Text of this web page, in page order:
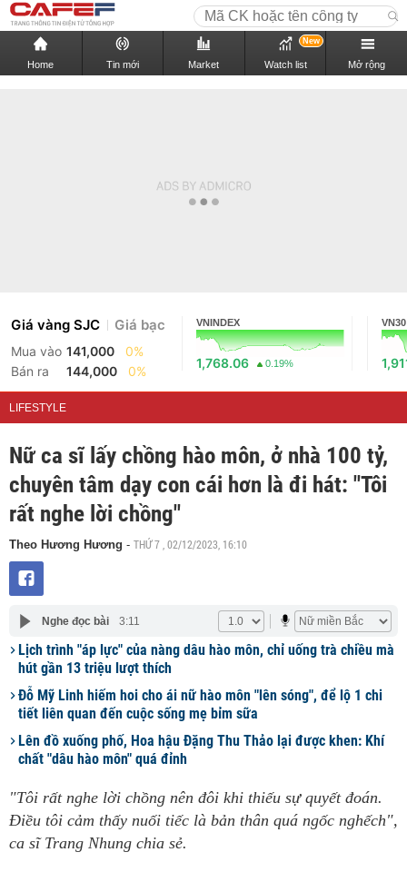
Home Tin mới Market Watch list
New
Mở rộng
Giá vàng SJC Giá bạc
Mua vào 141,000
0%
Bán ra
144,000 0%
VNINDEX
1,768.06 0.19%
VN30
LIFESTYLE
Nữ ca sĩ lấy chồng hào môn, ở nhà 100 tỷ,
chuyên tâm dạy con cái hơn là đi hát: "Tôi
rất nghe lời chồng"
Theo Hương Hương - THỨ 7 , 02/12/2023, 16:10
Nghe đọc bài 3:11
Lịch trình "áp lực" của nàng dâu hào môn, chỉ uống trà chiều mà
hút gần 13 triệu lượt thích
Đỗ Mỹ Linh hiếm hoi cho ái nữ hào môn "lên sóng", để lộ 1 chi
tiết liên quan đến cuộc sống mẹ bỉm sữa
Lên đồ xuống phố, Hoa hậu Đặng Thu Thảo lại được khen: Khí
chất "dâu hào môn" quá đỉnh
"Tôi rất nghe lời chồng nên đôi khi thiếu sự quyết đoán.
Điều tôi cảm thấy nuối tiếc là bản thân quá ngốc nghếch",
ca sĩ Trang Nhung chia sẻ.